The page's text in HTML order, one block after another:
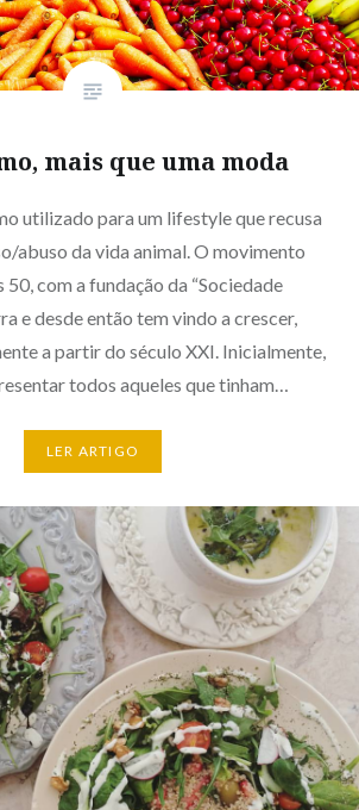
mais que uma moda
utilizado para um lifestyle que recusa
abuso da vida animal. O movimento
com a fundação da “Sociedade
e desde então tem vindo a crescer,
a partir do século XXI. Inicialmente,
todos aqueles que tinham…
LER ARTIGO